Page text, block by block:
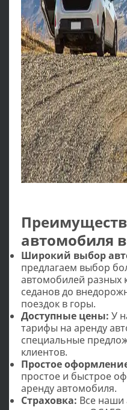
автомобиля в
Широкий выбор
предлагаем выбор
автомобилей разных
седанов до
поездок в горы.
Доступные цены: У
тарифы на аренду
специальные
клиентов.
Простое
простое и быстрое
аренду автомобиля.
Страховка: Все наши